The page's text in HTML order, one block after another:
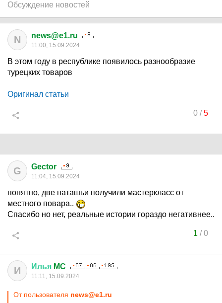
Обсуждение новостей
N news@e1.ru
11:00, 15.09.2024
В этом году в республике появилось разнообразие
турецких товаров
Оригинал статьи
0/5
G Gector
11:04, 15.09.2024
понятно, две наташьи получили мастеркласс от
местного повара..
Спасибо но нет, реальные истории гораздо негативнее..
1 /0
И Илья MC
11:11, 15.09.2024
От пользователя news@e1.ru